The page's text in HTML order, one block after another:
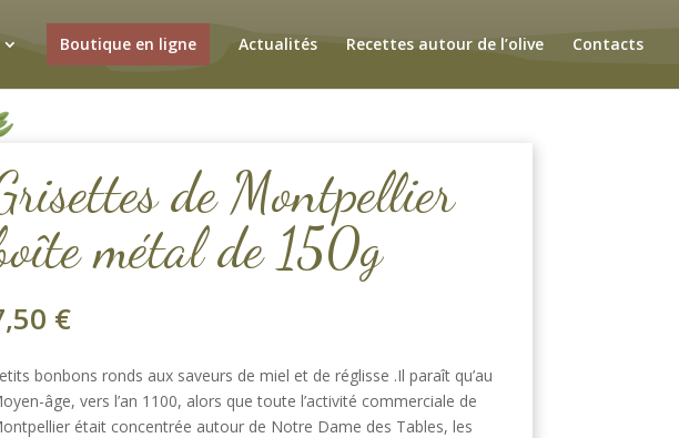
Boutique en ligne Actualités Recettes autour de l’olive Contacts
de Montpellier
métal de 150g
€
bonbons ronds aux saveurs de miel et de réglisse .Il paraît qu’au
âge, vers l’an 1100, alors que toute l’activité commerciale de
était concentrée autour de Notre Dame des Tables, les